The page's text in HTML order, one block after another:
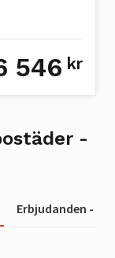
546 kr
-
Erbjudanden -